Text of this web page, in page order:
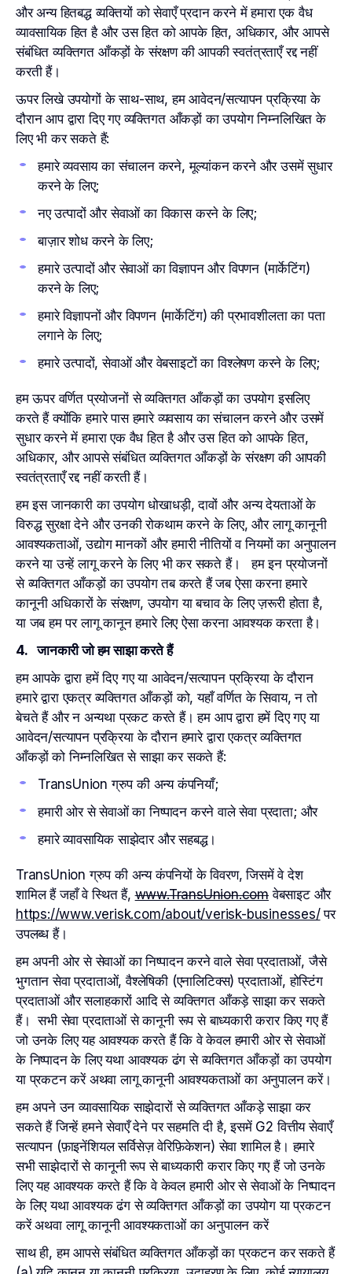
और अन्य हितबद्ध व्यक्तियों को सेवाएँ प्रदान करने में हमारा एक वैध
व्यावसायिक हित है और उस हित को आपके हित, अधिकार, और आपसे
संबंधित व्यक्तिगत आँकड़ों के संरक्षण की आपकी स्वतंत्रताएँ रद्द नहीं
करती हैं।
ऊपर लिखे उपयोगों के साथ-साथ, हम आवेदन/सत्यापन प्रक्रिया के
दौरान आप द्वारा दिए गए व्यक्तिगत आँकड़ों का उपयोग निम्नलिखित के
लिए भी कर सकते हैं:
हमारे व्यवसाय का संचालन करने, मूल्यांकन करने और उसमें सुधार
करने के लिए;
नए उत्पादों और सेवाओं का विकास करने के लिए;
बाज़ार शोध करने के लिए;
हमारे उत्पादों और सेवाओं का विज्ञापन और विपणन (मार्केटिंग)
करने के लिए;
हमारे विज्ञापनों और विपणन (मार्केटिंग) की प्रभावशीलता का पता
लगाने के लिए;
हमारे उत्पादों, सेवाओं और वेबसाइटों का विश्लेषण करने के लिए;
हम ऊपर वर्णित प्रयोजनों से व्यक्तिगत आँकड़ों का उपयोग इसलिए
करते हैं क्योंकि हमारे पास हमारे व्यवसाय का संचालन करने और उसमें
सुधार करने में हमारा एक वैध हित है और उस हित को आपके हित,
अधिकार, और आपसे संबंधित व्यक्तिगत आँकड़ों के संरक्षण की आपकी
स्वतंत्रताएँ रद्द नहीं करती हैं।
हम इस जानकारी का उपयोग धोखाधड़ी, दावों और अन्य देयताओं के
विरुद्ध सुरक्षा देने और उनकी रोकथाम करने के लिए, और लागू कानूनी
आवश्यकताओं, उद्योग मानकों और हमारी नीतियों व नियमों का अनुपालन
करने या उन्हें लागू करने के लिए भी कर सकते हैं। हम इन प्रयोजनों
से व्यक्तिगत आँकड़ों का उपयोग तब करते हैं जब ऐसा करना हमारे
कानूनी अधिकारों के संरक्षण, उपयोग या बचाव के लिए ज़रूरी होता है,
या जब हम पर लागू कानून हमारे लिए ऐसा करना आवश्यक करता है।
4. जानकारी जो हम साझा करते हैं
हम आपके द्वारा हमें दिए गए या आवेदन/सत्यापन प्रक्रिया के दौरान
हमारे द्वारा एकत्र व्यक्तिगत आँकड़ों को, यहाँ वर्णित के सिवाय, न तो
बेचते हैं और न अन्यथा प्रकट करते हैं। हम आप द्वारा हमें दिए गए या
आवेदन/सत्यापन प्रक्रिया के दौरान हमारे द्वारा एकत्र व्यक्तिगत
आँकड़ों को निम्नलिखित से साझा कर सकते हैं:
TransUnion ग्रुप की अन्य कंपनियाँ;
हमारी ओर से सेवाओं का निष्पादन करने वाले सेवा प्रदाता; और
हमारे व्यावसायिक साझेदार और सहबद्ध।
TransUnion ग्रुप की अन्य कंपनियों के विवरण, जिसमें वे देश
शामिल हैं जहाँ वे स्थित हैं,www.TransUnion.com वेबसाइट और
https://www.verisk.com/about/verisk-businesses/पर
उपलब्ध हैं।
हम अपनी ओर से सेवाओं का निष्पादन करने वाले सेवा प्रदाताओं, जैसे
भुगतान सेवा प्रदाताओं, वैश्लेषिकी (एनालिटिक्स) प्रदाताओं, होस्टिंग
प्रदाताओं और सलाहकारों आदि से व्यक्तिगत आँकड़े साझा कर सकते
हैं। सभी सेवा प्रदाताओं से कानूनी रूप से बाध्यकारी करार किए गए हैं
जो उनके लिए यह आवश्यक करते हैं कि वे केवल हमारी ओर से सेवाओं
के निष्पादन के लिए यथा आवश्यक ढंग से व्यक्तिगत आँकड़ों का उपयोग
या प्रकटन करें अथवा लागू कानूनी आवश्यकताओं का अनुपालन करें।
हम अपने उन व्यावसायिक साझेदारों से व्यक्तिगत आँकड़े साझा कर
सकते हैं जिन्हें हमने सेवाएँ देने पर सहमति दी है, इसमें G2 वित्तीय सेवाएँ
सत्यापन (फ़ाइनेंशियल सर्विसेज़ वेरिफ़िकेशन) सेवा शामिल है। हमारे
सभी साझेदारों से कानूनी रूप से बाध्यकारी करार किए गए हैं जो उनके
लिए यह आवश्यक करते हैं कि वे केवल हमारी ओर से सेवाओं के निष्पादन
के लिए यथा आवश्यक ढंग से व्यक्तिगत आँकड़ों का उपयोग या प्रकटन
करें अथवा लागू कानूनी आवश्यकताओं का अनुपालन करें
साथ ही, हम आपसे संबंधित व्यक्तिगत आँकड़ों का प्रकटन कर सकते हैं